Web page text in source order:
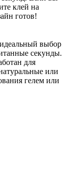
клей на
готов!
выбор
секунды.
для
или
гелем или